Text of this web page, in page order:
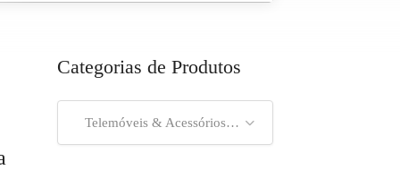
Categorias de Produtos
Telemóveis & Acessórios (33)